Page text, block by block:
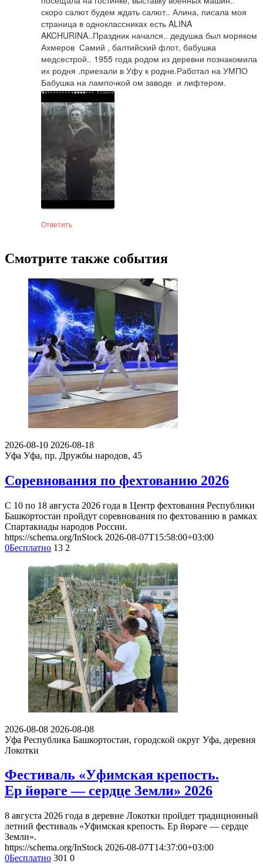
скоро салют будем ждать салют.. Алина, писала моя
страница в одноклассниках есть ALINA
AKCHURINA..Праздник начался.. дедушка был моряком
Ахмеров  Самий , балтийский флот, бабушка
медсестрой.. 1955 года родом из деревни познакомила
их родня .приехали в Уфу к родне.Работал на УМПО
Бабушка на лампочкой ом заводе  и лифтером.
Ответить
Смотрите также события
2026-08-10 2026-08-18
Уфа Уфа, пр. Дружбы народов, 45
Соревнования по фехтованию 2026
С 10 по 18 августа 2026 года в Центр фехтования Республики
Башкортостан пройдут соревнования по фехтованию в рамках
Спартакиады народов России.
https://schema.org/InStock 2026-08-07T15:58:00+03:00
0Бесплатно 13 2
2026-08-08 2026-08-08
Уфа Республика Башкортостан, городской округ Уфа, деревня
Локотки
Фестиваль «Уфимская крепость.
Ер йөрәге — сердце Земли» 2026
8 августа 2026 года в деревне Локотки пройдет традиционный
летний фестиваль «Уфимская крепость. Ер йөрәге — сердце
Земли».
https://schema.org/InStock 2026-08-07T14:37:00+03:00
0Бесплатно 301 0